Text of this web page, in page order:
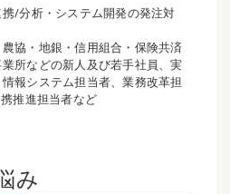
/分析・システム開発の発注対
協・地銀・信用組合・保険共済
所などの新人及び若手社員、実
報システム担当者、業務改革担
推進担当者など
み